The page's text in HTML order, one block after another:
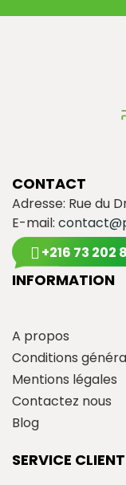
CONTACT
Adresse: Rue du
E-mail:
+216 73 202
INFORMATION
A propos
Conditions
Mentions légales
Contactez nous
Blog
SERVICE CLIENT